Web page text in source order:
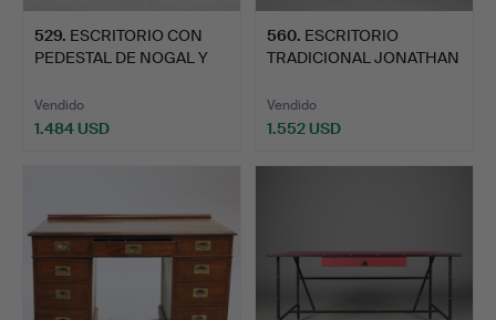
529. ESCRITORIO CON
PEDESTAL DE NOGAL Y
Vendido
1.484 USD
560. ESCRITORIO
TRADICIONAL JONATHAN
Vendido
1.552 USD